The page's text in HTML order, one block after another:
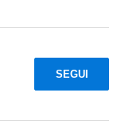
SEGUI